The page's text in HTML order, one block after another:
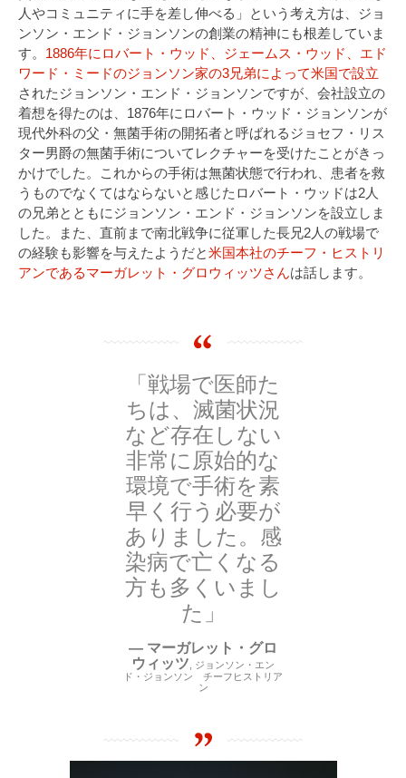
人やコミュニティに手を差し伸べる」という考え方は、ジョ
ンソン・エンド・ジョンソンの創業の精神にも根差していま
す。 1886年にロバート・ウッド、ジェームス・ウッド、エド
ワード・ミードのジョンソン家の3兄弟によって米国で設立
されたジョンソン・エンド・ジョンソンですが、会社設立の
着想を得たのは、1876年にロバート・ウッド・ジョンソンが
現代外科の父・無菌手術の開拓者と呼ばれるジョセフ・リス
ター男爵の無菌手術についてレクチャーを受けたことがきっ
かけでした。これからの手術は無菌状態で行われ、患者を救
うものでなくてはならないと感じたロバート・ウッドは2人
の兄弟とともにジョンソン・エンド・ジョンソンを設立しま
した。また、直前まで南北戦争に従軍した長兄2人の戦場で
の経験も影響を与えたようだと米国本社のチーフ・ヒストリ
アンであるマーガレット・グロウィッツさんは話します。
「戦場で医師た
ちは、滅菌状況
など存在しない
非常に原始的な
環境で手術を素
早く行う必要が
ありました。感
染病で亡くなる
方も多くいまし
た」
— マーガレット・グロ
ウィッツ
ジョンソン・エン
ド・ジョンソン チーフヒストリア
ン